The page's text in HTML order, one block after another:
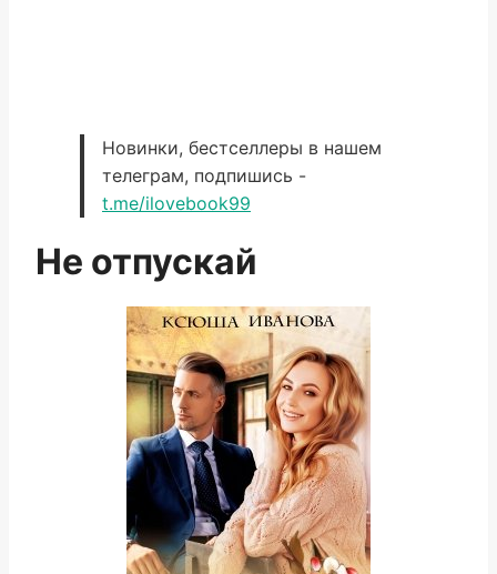
Новинки, бестселлеры в нашем
телеграм, подпишись -
t.me/ilovebook99
Не отпускай